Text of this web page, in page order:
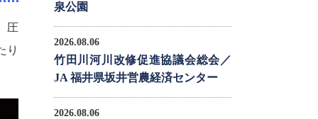
圧
り
泉公園
2026.08.06
竹田川河川改修促進協議会総会／
JA 福井県坂井営農経済センター
2026.08.06